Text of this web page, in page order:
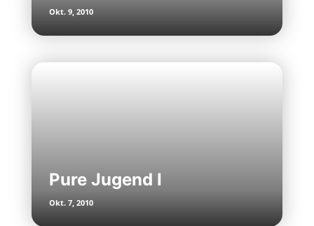
Okt. 9, 2010
Pure Jugend I
Okt. 7, 2010